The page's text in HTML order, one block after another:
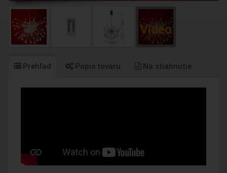
Prehľad Popis tovaru Na stiahnutie